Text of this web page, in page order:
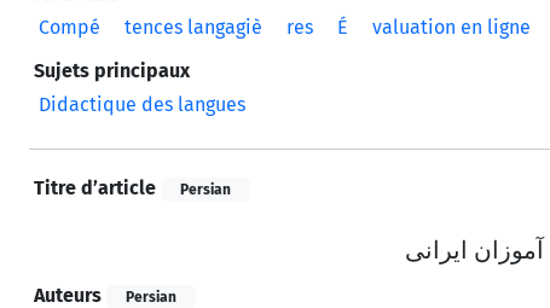
Compé
tences langagiè res É valuation en ligne
Sujets principaux
Didactique des langues
Titre d’article Persian
ایرانی
Auteurs Persian